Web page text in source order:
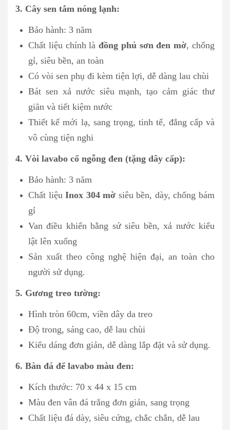
3. Cây sen tắm nóng lạnh:
Bảo hành: 3 năm
Chất liệu chính làđồng phủ sơn đen mờ, chống
gỉ, siêu bền, an toàn
Có vòi sen phụ đi kèm tiện lợi, dễ dàng lau chùi
Bát sen xả nước siêu mạnh, tạo cảm giác thư
giãn và tiết kiệm nước
Thiết kế mới lạ, sang trọng, tinh tế, đẳng cấp và
vô cùng tiện nghi
4. Vòi lavabo cổ ngỗng đen (tặng dây cấp):
Bảo hành: 3 năm
Chất liệuInox 304 mờ siêu bền, dày, chống bám
gỉ
Van điều khiển bằng sứ siêu bền, xả nước kiểu
lật lên xuống
Sản xuất theo công nghệ hiện đại, an toàn cho
người sử dụng.
5. Gương treo tường:
Hình tròn 60cm, viền dây da treo
Độ trong, sáng cao, dễ lau chùi
Kiểu dáng đơn giản, dễ dàng lắp đặt và sử dụng.
6. Bàn đá để lavabo màu đen:
Kích thước: 70 x 44 x 15 cm
Màu đen vân đá trắng đơn giản, sang trọng
Chất liệu đá dày, siêu cứng, chắc chắn, dễ lau